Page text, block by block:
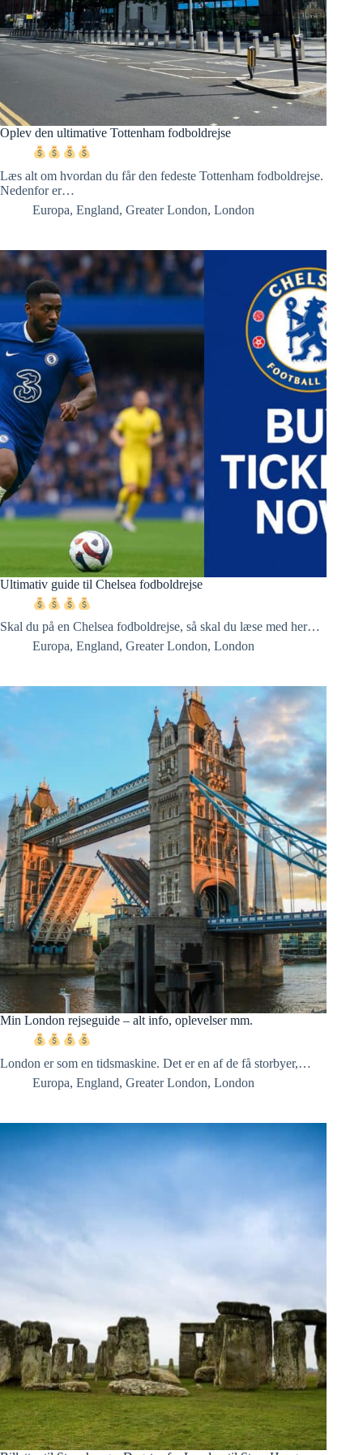
Oplev den ultimative Tottenham fodboldrejse
Læs alt om hvordan du får den fedeste Tottenham fodboldrejse.
Nedenfor er…
Europa, England, Greater London, London
Ultimativ guide til Chelsea fodboldrejse
Skal du på en Chelsea fodboldrejse, så skal du læse med her…
Europa, England, Greater London, London
Min London rejseguide – alt info, oplevelser mm.
London er som en tidsmaskine. Det er en af de få storbyer,…
Europa, England, Greater London, London